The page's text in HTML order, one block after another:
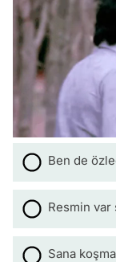
Ben de
Resmin var
Sana